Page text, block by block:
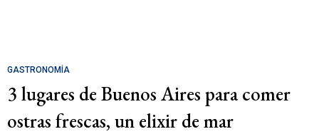
GASTRONOMÍA
3 lugares de Buenos Aires para comer
ostras frescas, un elixir de mar